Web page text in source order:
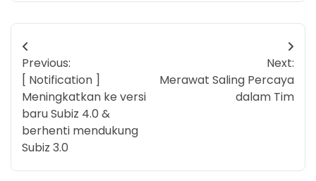
Post
navigation
Previous:
[ Notification ]
Meningkatkan ke versi
baru Subiz 4.0 &
berhenti mendukung
Subiz 3.0
Next:
Merawat Saling Percaya
dalam Tim